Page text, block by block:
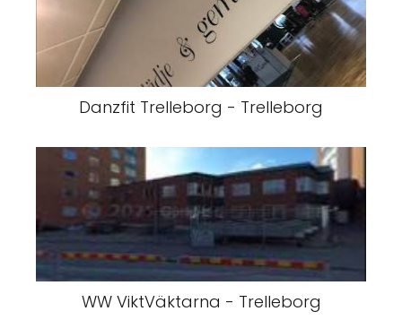
Danzfit Trelleborg - Trelleborg
WW ViktVäktarna - Trelleborg